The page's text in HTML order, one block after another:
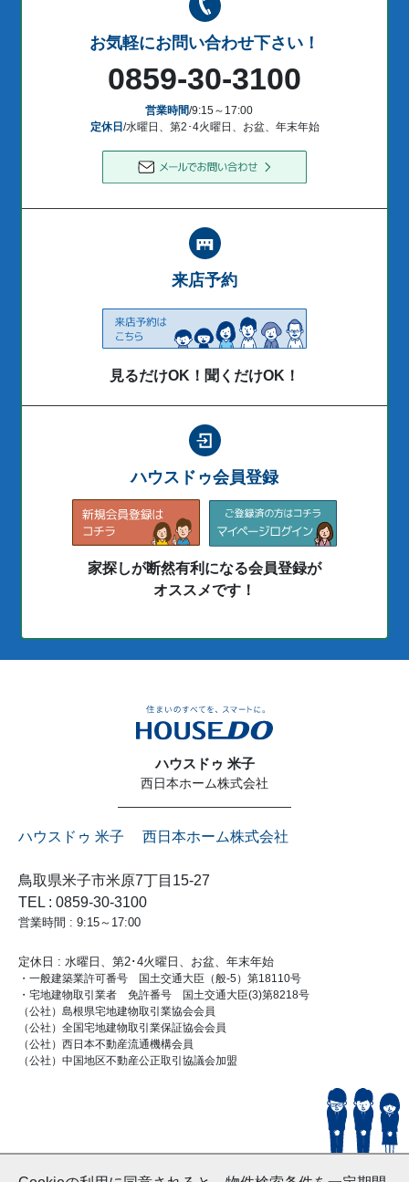
お気軽にお問い合わせ下さい！
0859-30-3100
営業時間/9:15～17:00
定休日 /水曜日、第2･4火曜日、お盆、年末年始
来店予約
見るだけOK！聞くだけOK！
ハウスドゥ会員登録
家探しが断然有利になる会員登録が
オススメです！
ハウスドゥ 米子
西日本ホーム株式会社
ハウスドゥ 米子 西日本ホーム株式会社
鳥取県米子市米原7丁目15-27
TEL : 0859-30-3100
営業時間 : 9:15～17:00
定休日 : 水曜日、第2･4火曜日、お盆、年末年始
・一般建築業許可番号 国土交通大臣（般-5）第18110号
・宅地建物取引業者 免許番号 国土交通大臣(3)第8218号
（公社）島根県宅地建物取引業協会会員
（公社）全国宅地建物取引業保証協会会員
（公社）西日本不動産流通機構会員
（公社）中国地区不動産公正取引協議会加盟